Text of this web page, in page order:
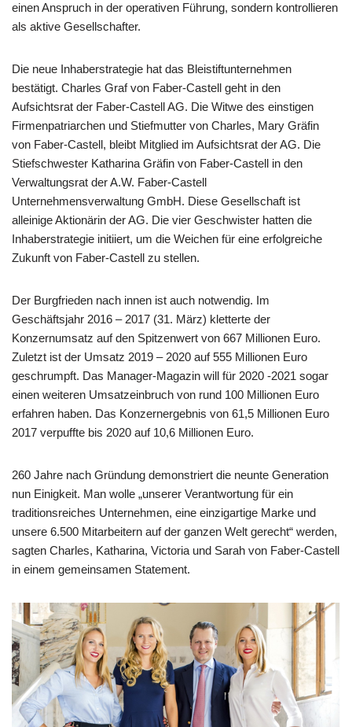
einen Anspruch in der operativen Führung, sondern kontrollieren
als aktive Gesellschafter.
Die neue Inhaberstrategie hat das Bleistiftunternehmen
bestätigt. Charles Graf von Faber-Castell geht in den
Aufsichtsrat der Faber-Castell AG. Die Witwe des einstigen
Firmenpatriarchen und Stiefmutter von Charles, Mary Gräfin
von Faber-Castell, bleibt Mitglied im Aufsichtsrat der AG. Die
Stiefschwester Katharina Gräfin von Faber-Castell in den
Verwaltungsrat der A.W. Faber-Castell
Unternehmensverwaltung GmbH. Diese Gesellschaft ist
alleinige Aktionärin der AG. Die vier Geschwister hatten die
Inhaberstrategie initiiert, um die Weichen für eine erfolgreiche
Zukunft von Faber-Castell zu stellen.
Der Burgfrieden nach innen ist auch notwendig. Im
Geschäftsjahr 2016 – 2017 (31. März) kletterte der
Konzernumsatz auf den Spitzenwert von 667 Millionen Euro.
Zuletzt ist der Umsatz 2019 – 2020 auf 555 Millionen Euro
geschrumpft. Das Manager-Magazin will für 2020 -2021 sogar
einen weiteren Umsatzeinbruch von rund 100 Millionen Euro
erfahren haben. Das Konzernergebnis von 61,5 Millionen Euro
2017 verpuffte bis 2020 auf 10,6 Millionen Euro.
260 Jahre nach Gründung demonstriert die neunte Generation
nun Einigkeit. Man wolle „unserer Verantwortung für ein
traditionsreiches Unternehmen, eine einzigartige Marke und
unsere 6.500 Mitarbeitern auf der ganzen Welt gerecht“ werden,
sagten Charles, Katharina, Victoria und Sarah von Faber-Castell
in einem gemeinsamen Statement.